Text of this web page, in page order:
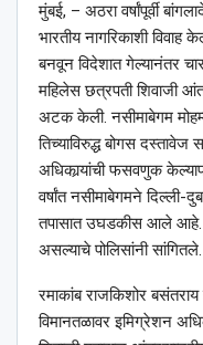
मुंबई, – अठरा वर्षांपूर्वी
भारतीय नागरिकाशी विवाह
बनवून विदेशात गेल्यानंतर
महिलेस छत्रपती शिवाजी
अटक केली. नसीमाबेगम
तिच्याविरुद्ध बोगस दस्तावेज
अधिकार्‍यांची फसवणुक
वर्षांत नसीमाबेगमने
तपासात उघडकीस आले आहे.
असल्याचे पोलिसांनी सांगितले.
रमाकांब राजकिशोर
विमानतळावर इमिग्रेशन